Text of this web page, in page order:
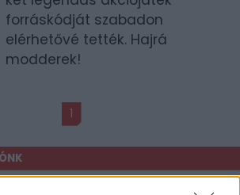
forráskódját szabadon
elérhetővé tették. Hajrá
modderek!
1